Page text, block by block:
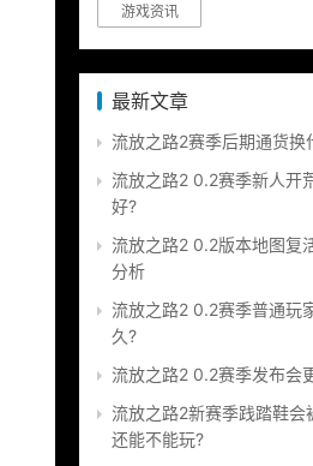
游戏资讯
最新文章
流放之路2赛季后期通货换
流放之路2 0.2赛季新人开
好?
流放之路2 0.2版本地图复
分析
流放之路2 0.2赛季普通玩
久?
流放之路2 0.2赛季发布会
流放之路2新赛季践踏鞋会
还能不能玩?